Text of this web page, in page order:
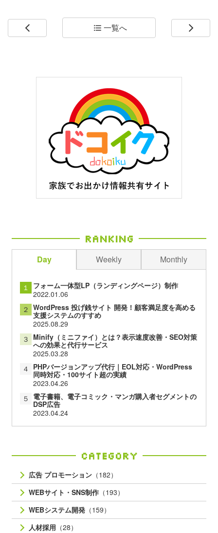
arrow_back_ios format_list_bulleted 一覧へ arrow_forward_ios
Ranking
Day Weekly Monthly
１ フォーム一体型LP（ランディングページ）制作
2022.01.06
２ WordPress 投げ銭サイト 開発！顧客満足度を高める
支援システムのすすめ
2025.08.29
３ Minify（ミニファイ）とは？表示速度改善・SEO対策
への効果と代行サービス
2025.03.28
４ PHPバージョンアップ代行｜EOL対応・WordPress
同時対応・100サイト超の実績
2023.04.26
５ 電子書籍、電子コミック・マンガ購入者セグメントの
DSP広告
2023.04.24
Category
広告 プロモーション （182）
WEBサイト・SNS制作 （193）
WEBシステム開発 （159）
人材採用 （28）